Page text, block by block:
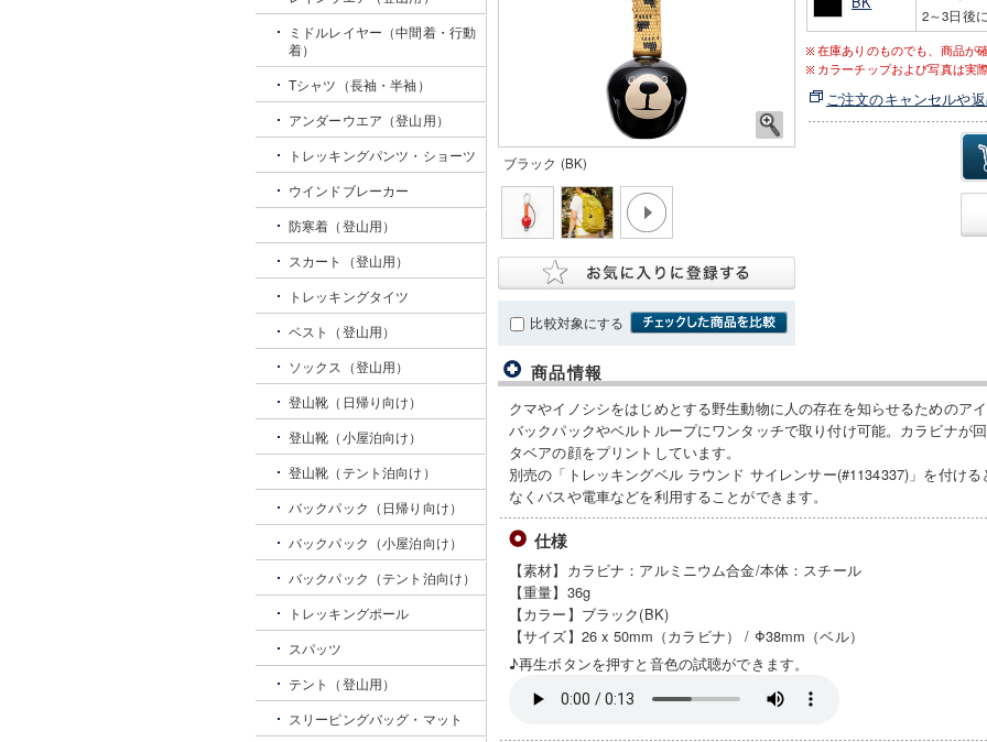
ブラック (BK)
比較対象にする
2～3日後
在庫ありのものでも、商品が
カラーチップおよび写真は実
ご注文のキャンセルや
商品情報
クマやイノシシをはじめとする野生動物に人の存在を知らせるためのア
バックパックやベルトループにワンタッチで取り付け可能。カラビナが
タベアの顔をプリントしています。
別売の「トレッキングベル ラウンド サイレンサー(#1134337)」を付け
なくバスや電車などを利用することができます。
仕様
【素材】カラビナ：アルミニウム合金/本体：スチール
【重量】36g
【カラー】ブラック(BK)
【サイズ】26 x 50mm（カラビナ） / Φ38mm（ベル）
♪再生ボタンを押すと音色の試聴ができます。
ミドルレイヤー（中間着・行動
着）
Tシャツ（長袖・半袖）
アンダーウエア（登山用）
トレッキングパンツ・ショーツ
ウインドブレーカー
防寒着（登山用）
スカート（登山用）
トレッキングタイツ
ベスト（登山用）
ソックス（登山用）
登山靴（日帰り向け）
登山靴（小屋泊向け）
登山靴（テント泊向け）
バックパック（日帰り向け）
バックパック（小屋泊向け）
バックパック（テント泊向け）
トレッキングポール
スパッツ
テント（登山用）
スリーピングバッグ・マット